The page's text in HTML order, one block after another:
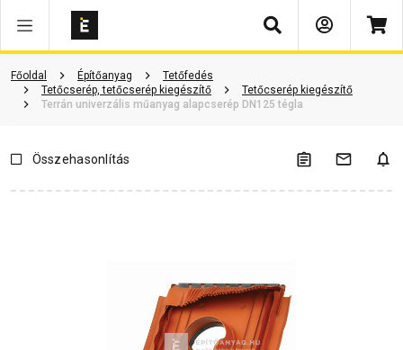
Keresés
Főoldal Építőanyag
Tetőfedés
Tetőcserép, tetőcserép kiegészítő
Tetőcserép kiegészítő
Terrán univerzális műanyag alapcserép DN125 tégla
Vásárlói vélemények Kérdések és válaszok Kapcsolódó cikkek
Összehasonlítás